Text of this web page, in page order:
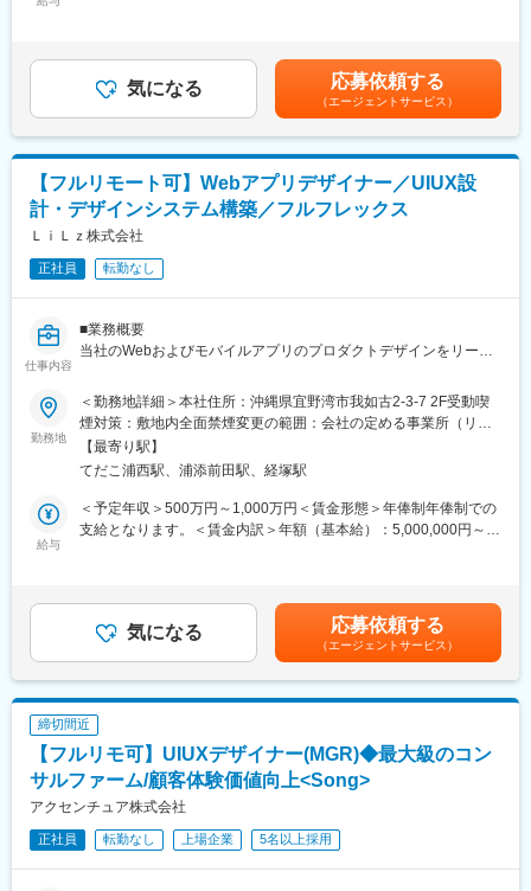
どに分散しており、ドキュメント文化をベースに非同期的に仕事
を進める土壌が整っています。
変更の範囲：会社の定める業務
・サービスコンセプト立案
・プロダクト全体の構造化
●プロダクトオーナー等と共に、組織や社外メンバーを巻き込んだ
■働く環境についての魅力
＜好きな場所・時間で働ける＞
フルリモートやワーケーション、地方居住、フルフレックスな
ど、自分のライフスタイルに合わせて働くことができます。会社
としても働く環境の自由度を高め各メンバーが最大のパフォーマ
ンスを発揮できるよう努めています。
＜自らキャリアを描ける＞
社内で公募があった場合に、本人の希望を優先してアサインする
ジョブポスティング制度を導入しています。
向けて挑戦する人をサポートします。
＜プロフェショナルが集う組織＞
アジャイル開発案件のみを受注しており、そこに強みを持ったメ
トーク会や勉強会も随時開催しており、学びが深められる環境で
す。
ェクトの幅が広く、色々な経験ができ『やってみたい』が叶う場
所でした！
◎細かくデザインロールが切られている会社が多いですが、プロ
ジェクトの設計次第でサービスデザイン領域～UI/UXデザイン、さ
らには研修企画実行まで経験出来るので、幅広くデザインスキル
を活かせます。
◎『仕事は楽しくやる』という文化が浸透しており、周りの社員
も前向きに取り組んでいます！心理的安全性も高いです。
変更の範囲：会社の定める業務
月分）＋賞与（2回分）の想定金額です。■給与改定：年1回■賞
与：年2回（6月、12月）賃金はあくまでも目安の金額であり、選
考を通じて上下する可能性があります。月給(月額)は固定手当を含
めた表記です。
気になる 応募依頼する
（エージェントサービス）
【フルリモート可】Webアプリデザイナー／UIUX設
計・デザインシステム構築／フルフレックス
ＬｉＬｚ株式会社
正社員 転勤なし
仕事内容
■業務概要
当社のWebおよびモバイルアプリのプロダクトデザインをリード
の構築から参画いただきます。開発や組織拡大フェーズで、エン
ジニア・PM・CSなど多様なメンバーと連携しながら、ユーザー
体験の向上とプロダクトの価値最大化を担うポジションです。裁
量が大きく、サービスの成長を根幹から支える役割を担います。
■業務詳細
・点検現場など実際の利用環境に赴き、ユーザーやお客様と直接
イン、ユーザー体験設計）
・Figma等を用いた高精度なプロトタイピングおよび仮説検証
・開発チームと連携しながら、拡張性・メンテナンス性を重視し
やユーザー価値を両立
・リリース後のユーザーフィードバックをもとに改善・機能提案
■扱うサービス
当社が提供するクラウドベースのWeb・モバイルアプリ（ハード
勤務地
＜勤務地詳細＞本社住所：沖縄県宜野湾市我如古2-3-7 2F受動喫
煙対策：敷地内全面禁煙変更の範囲：会社の定める事業所（リモ
ートワーク含む）
【最寄り駅】
てだこ浦西駅、浦添前田駅、経塚駅
給与
＜予定年収＞500万円～1,000万円＜賃金形態＞年俸制年俸制での
支給となります。＜賃金内訳＞年額（基本給）：5,000,000円～
下する可能性があります。月給(月額)は固定手当を含めた表記で
す。
気になる 応募依頼する
（エージェントサービス）
締切間近
【フルリモ可】UIUXデザイナー(MGR)◆最大級のコン
サルファーム/顧客体験価値向上<Song>
アクセンチュア株式会社
正社員 転勤なし 上場企業 5名以上採用